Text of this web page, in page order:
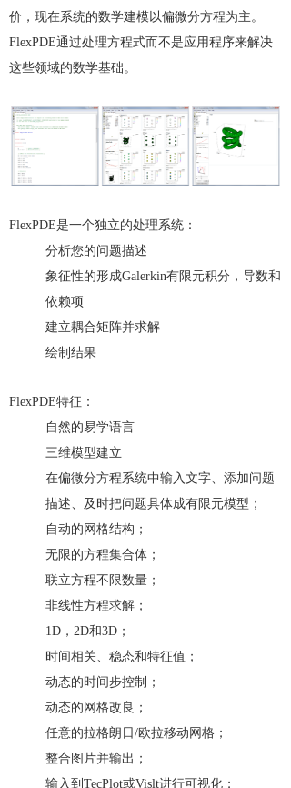
价，现在系统的数学建模以偏微分方程为主。
FlexPDE通过处理方程式而不是应用程序来解决
这些领域的数学基础。
FlexPDE是一个独立的处理系统：
分析您的问题描述
象征性的形成Galerkin有限元积分，导数和
依赖项
建立耦合矩阵并求解
绘制结果
FlexPDE特征：
自然的易学语言
三维模型建立
在偏微分方程系统中输入文字、添加问题
描述、及时把问题具体成有限元模型；
自动的网格结构；
无限的方程集合体；
联立方程不限数量；
非线性方程求解；
1D，2D和3D；
时间相关、稳态和特征值；
动态的时间步控制；
动态的网格改良；
任意的拉格朗日/欧拉移动网格；
整合图片并输出；
输入到TecPlot或Vislt进行可视化；